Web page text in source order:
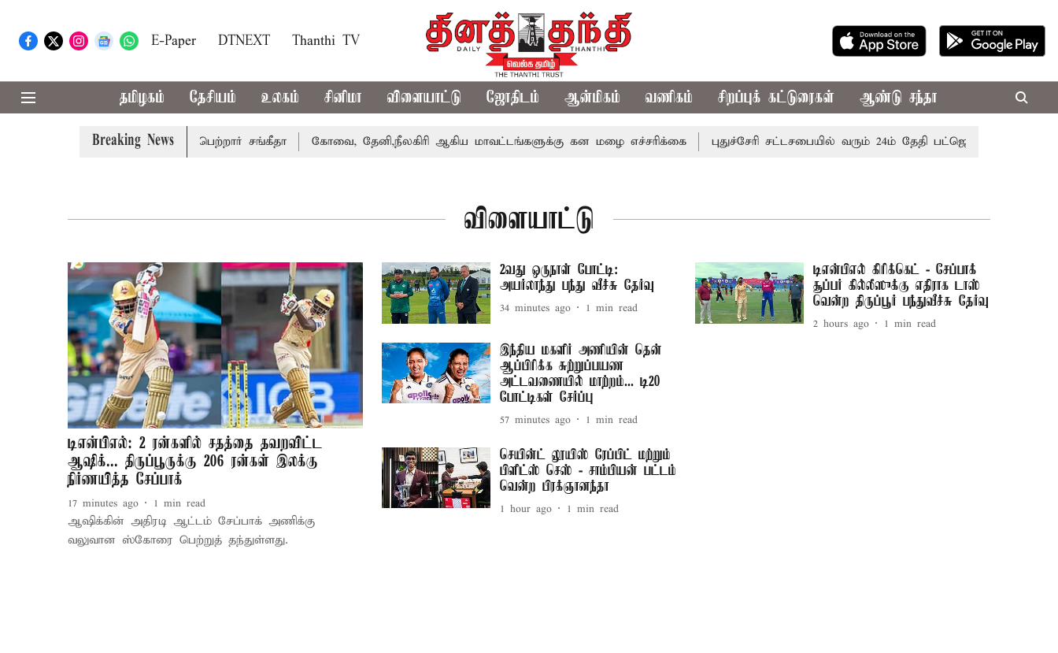
E-Paper DTNEXT Thanthi TV
தமிழகம் தேசியம் உலகம் சினிமா விளையாட்டு ஜோதிடம் ஆன்மிகம் வணிகம் சிறப்புக் கட்டுரைகள் ஆண்டு சந்தா
Breaking News
விவாகரத்து வழக்கை வாபஸ் பெற்றார் சங்கீதா கோவை, தேனி,நீலகிரி ஆகிய மாவட்டங்களுக்கு கன மழை எச்சரிக்கை புதுச்சேரி சட்டசபையில் வரும் 24ம் தேதி பட்ஜெட் தாக்கல்
விளையாட்டு
டிஎன்பிஎல்: 2 ரன்களில் சதத்தை தவறவிட்ட
ஆஷிக்... திருப்பூருக்கு 206 ரன்கள் இலக்கு
நிர்ணயித்த சேப்பாக்
17 minutes ago 1 min read
ஆஷிக்கின் அதிரடி ஆட்டம் சேப்பாக் அணிக்கு
வலுவான ஸ்கோரை பெற்றுத் தந்துள்ளது.
2வது ஒருநாள் போட்டி:
அயர்லாந்து பந்து வீச்சு தேர்வு
34 minutes ago 1 min read
இந்திய மகளிர் அணியின் தென்
ஆப்பிரிக்க சுற்றுப்பயண
அட்டவணையில் மாற்றம்... டி20
போட்டிகள் சேர்ப்பு
57 minutes ago 1 min read
செயின்ட் லூயிஸ் ரேப்பிட் மற்றும்
பிளிட்ஸ் செஸ் - சாம்பியன் பட்டம்
வென்ற பிரக்ஞானந்தா
1 hour ago 1 min read
டிஎன்பிஎல் கிரிக்கெட் - சேப்பாக்
சூப்பர் கில்லீஸுக்கு எதிராக டாஸ்
வென்ற திருப்பூர் பந்துவீச்சு தேர்வு
2 hours ago 1 min read